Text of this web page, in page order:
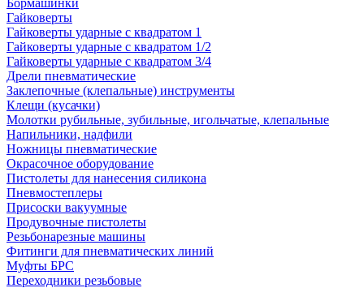
Бормашинки
Гайковерты
Гайковерты ударные с квадратом 1
Гайковерты ударные с квадратом 1/2
Гайковерты ударные с квадратом 3/4
Дрели пневматические
Заклепочные (клепальные) инструменты
Клещи (кусачки)
Молотки рубильные, зубильные, игольчатые, клепальные
Напильники, надфили
Ножницы пневматические
Окрасочное оборудование
Пистолеты для нанесения силикона
Пневмостеплеры
Присоски вакуумные
Продувочные пистолеты
Резьбонарезные машины
Фитинги для пневматических линий
Муфты БРС
Переходники резьбовые